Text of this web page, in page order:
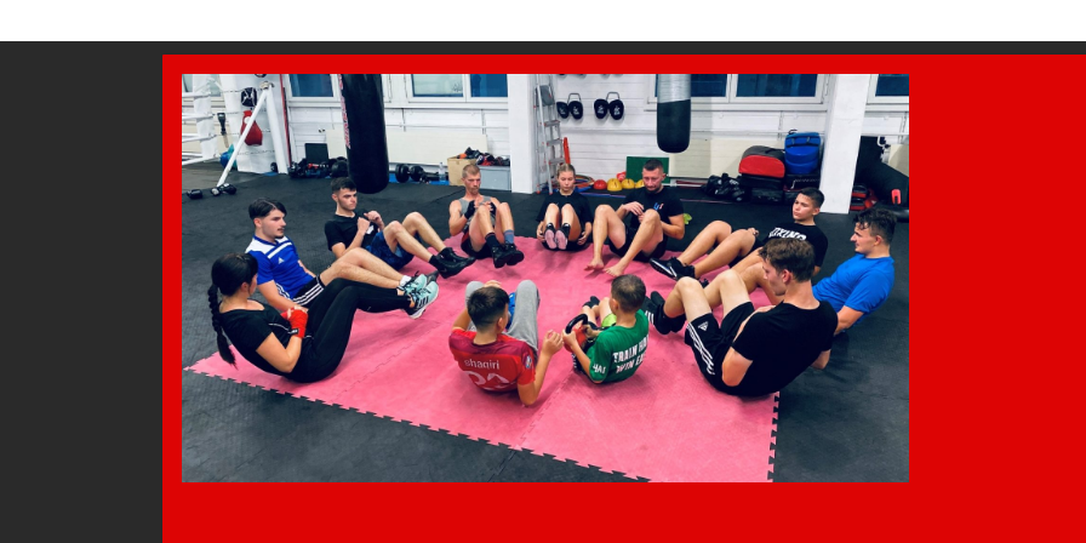
AZEM KAMPFSPORT SEIT 1985
Probetraining in Wil und Winterthur
Angebot
Stopp Gewalt
Trainer
Trainingszeiten
Sponsoring
Kontakt
AZEM
KAMPFSPORT
WINTERTHUR
Turm Areal
Theaterstrasse 15b
8400 Winterthur
Mob +41 79 123 11 11
info@azem.ch
www.azem.ch
FAQ
AZEM
KAMPFSPORT WIL
Budaya Center
Flawilerstrasse 31
9500 Wil
Mob +41 79 123 11 11
info@azem.ch
www.azem.ch
FAQ